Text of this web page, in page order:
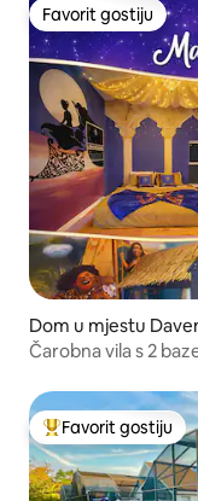
Favorit gostiju
Favorit gostiju
Dom u mjestu
Čarobna vila s 2
Glavni favorit
Favorit gostiju